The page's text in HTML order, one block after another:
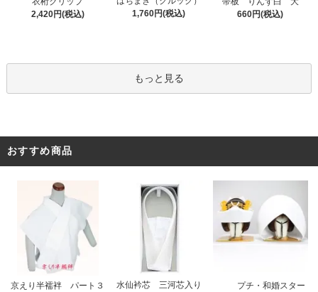
2,420円(税込)
1,760円(税込)
660円(税込)
もっと見る
おすすめ商品
京えり半襦袢 パート３
水仙衿芯 三河芯入り
プチ・和婚スター